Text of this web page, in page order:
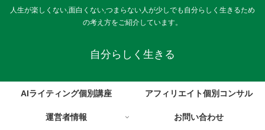
人生が楽しくない,面白くない,つまらない人が少しでも自分らしく生きるため
の考え方をご紹介しています。
自分らしく生きる
AIライティング個別講座 アフィリエイト個別コンサル
運営者情報 お問い合わせ